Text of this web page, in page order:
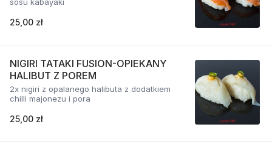
25,00 zł
NIGIRI TATAKI FUSION-OPIEKANY
HALIBUT Z POREM
2x nigiri z opalanego halibuta z dodatkiem
chilli majonezu i pora
25,00 zł